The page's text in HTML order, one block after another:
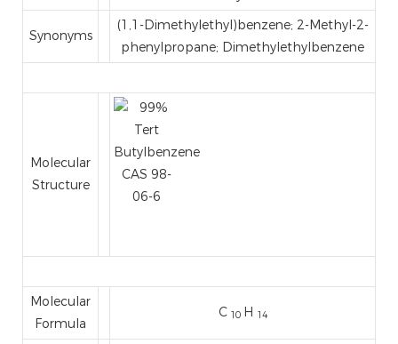
Synonyms
(1,1-Dimethylethyl)benzene; 2-Methyl-2-
phenylpropane; Dimethylethylbenzene
Molecular
Structure
Molecular
Formula
C10 H 14